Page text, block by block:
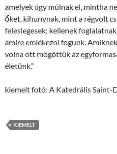
amelyek úgy múlnak el, mintha
őket, kihunynak, mint a régvolt
feleslegesek: kellenek
amire emlékezni fogunk.
volna ott mögöttük az
életünk.”
kiemelt fotó: A Katedrális Saint-
KIEMELT